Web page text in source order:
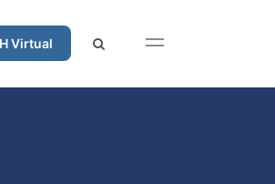
Virtual